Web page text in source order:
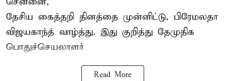
தேசிய கைத்தறி தினத்தை முன்னிட்டு, பிரேமலதா
விஜயகாந்த் வாழ்த்து. இது குறித்து தேமுதிக
பொதுச்செயலாளர்
Read More